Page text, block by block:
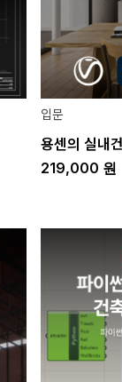
입문
용센의 실내
219,000 원